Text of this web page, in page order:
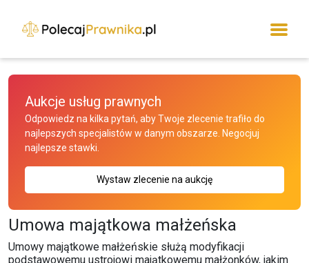
Aukcje usług prawnych
Odpowiedz na kilka pytań, aby Twoje zlecenie trafiło do
najlepszych specjalistów w danym obszarze. Negocjuj
najlepsze stawki.
Wystaw zlecenie na aukcję
Umowa majątkowa małżeńska
Umowy majątkowe małżeńskie służą modyfikacji
podstawowemu ustrojowi majątkowemu małżonków, jakim